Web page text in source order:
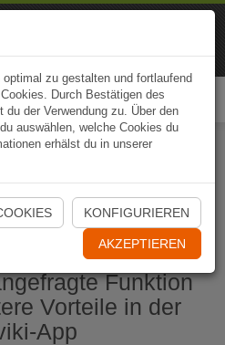
App jetzt öffnen
Funktion
Vorteile in der
App
zu gestalten und fortlaufend
Durch Bestätigen des
der Verwendung zu. Über den
auswählen, welche Cookies du
erhälst du in unserer
KONFIGURIEREN
AKZEPTIEREN